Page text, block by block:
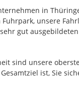
in
unsere
gut
sind unsere
ist, Sie